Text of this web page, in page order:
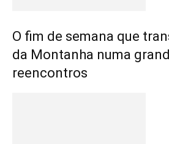
O fim de semana que
da Montanha numa
reencontros